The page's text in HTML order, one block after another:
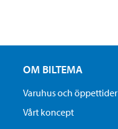
OM BILTEMA
Varuhus och öppettider
Vårt koncept